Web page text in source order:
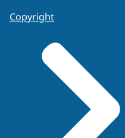
Copyright